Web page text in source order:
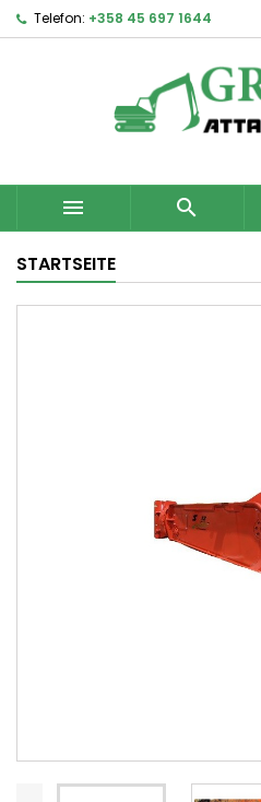
Telefon: +358 45 697 1644
 
STARTSEITE